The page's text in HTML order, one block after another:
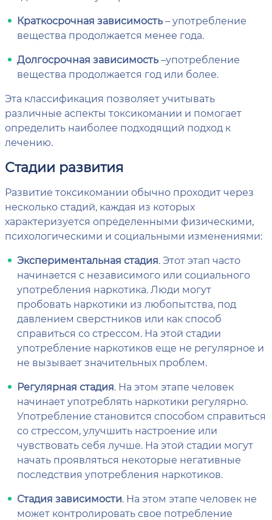
Краткосрочная зависимость– употребление
вещества продолжается менее года.
Долгосрочная зависимость–употребление
вещества продолжается год или более.
Эта классификация позволяет учитывать
различные аспекты токсикомании и помогает
определить наиболее подходящий подход к
лечению.
Стадии развития
Развитие токсикомании обычно проходит через
несколько стадий, каждая из которых
характеризуется определенными физическими,
психологическими и социальными изменениями:
Экспериментальная стадия. Этот этап часто
начинается с независимого или социального
употребления наркотика. Люди могут
пробовать наркотики из любопытства, под
давлением сверстников или как способ
справиться со стрессом. На этой стадии
употребление наркотиков еще не регулярное и
не вызывает значительных проблем.
Регулярная стадия. На этом этапе человек
начинает употреблять наркотики регулярно.
Употребление становится способом справиться
со стрессом, улучшить настроение или
чувствовать себя лучше. На этой стадии могут
начать проявляться некоторые негативные
последствия употребления наркотиков.
Стадия зависимости. На этом этапе человек не
может контролировать свое потребление